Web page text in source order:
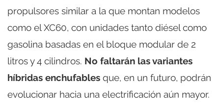
propulsores similar a la que montan modelos
como el XC60, con unidades tanto diésel como
gasolina basadas en el bloque modular de 2
litros y 4 cilindros. No faltarán las variantes
híbridas enchufables que, en un futuro, podrán
evolucionar hacia una electrificación aún mayor.